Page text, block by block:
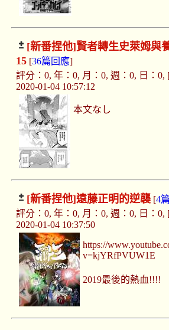
[新番捏他]賢者轉生史萊姆與
15[36篇回應]
評分：0, 年：0, 月：0, 週：0, 日：0,
2020-01-04 10:57:12
本文なし
[新番捏他]遠藤正明的逆襲[4
評分：0, 年：0, 月：0, 週：0, 日：0,
2020-01-04 10:37:50
https://
v=kjYRfPVUW1E
2019最後的熱血!!!!